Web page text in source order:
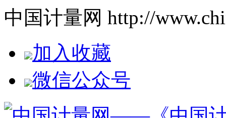
中国计量网 http://
加入收藏
微信公众号